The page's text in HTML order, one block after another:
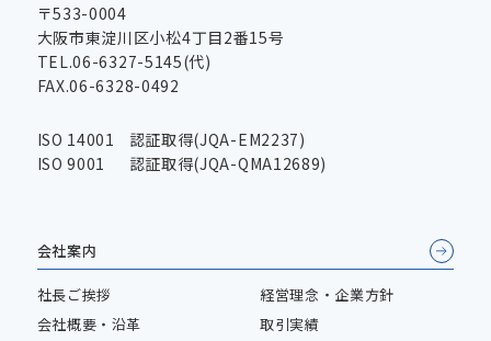
〒533-0004
大阪市東淀川区小松4丁目2番15号
TEL.06-6327-5145(代)
FAX.06-6328-0492
ISO 14001
認証取得(JQA-EM2237)
ISO 9001
認証取得(JQA-QMA12689)
会社案内
社長ご挨拶
経営理念・企業方針
会社概要・沿革
取引実績